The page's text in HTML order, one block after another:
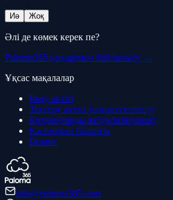
Иә Жоқ
Әлі де көмек керек пе?
Paloma365 қолдаумен байланысу →
Ұқсас мақалалар
Бөлу актісі
Тексеру актісі (өзара есептесу)
Қалдықтарды актуализациялау
Кәсіпорын балансы
Баланс
info@paloma365.com